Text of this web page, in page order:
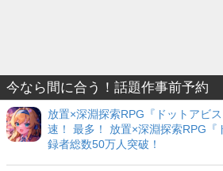
今なら間に合う！話題作事前予約
放置×深淵探索RPG『ドットアビ
速！ 最多！ 放置×深淵探索RPG『
録者総数50万人突破！